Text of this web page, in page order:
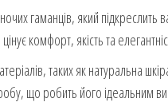
гаманців, який
комфорт, якість та
таких як натуральна
що робить його ідеальним